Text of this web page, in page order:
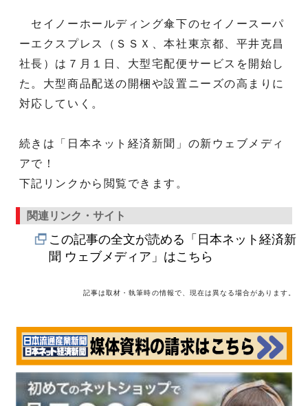
セイノーホールディング傘下のセイノースーパ
ーエクスプレス（ＳＳＸ、本社東京都、平井克昌
社長）は７月１日、大型宅配便サービスを開始し
た。大型商品配送の開梱や設置ニーズの高まりに
対応していく。
続きは「日本ネット経済新聞」の新ウェブメディ
アで！
下記リンクから閲覧できます。
関連リンク・サイト
この記事の全文が読める「日本ネット経済新
聞 ウェブメディア」はこちら
記事は取材・執筆時の情報で、現在は異なる場合があります。